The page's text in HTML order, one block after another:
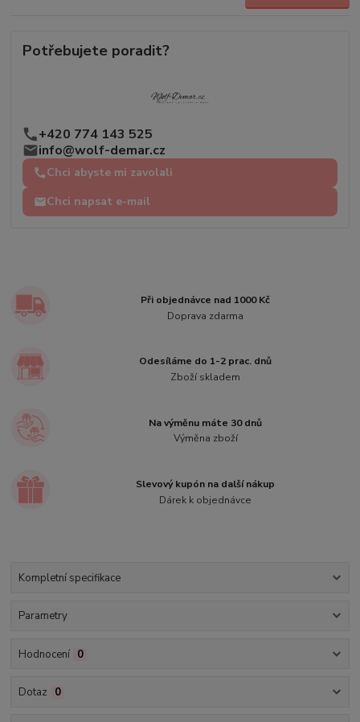
Potřebujete poradit?
+420 774 143 525
info@wolf-demar.cz
Chci abyste mi zavolali
Chci napsat e-mail
Při objednávce nad 1000 Kč
Doprava zdarma
Odesíláme do 1-2 prac. dnů
Zboží skladem
Na výměnu máte 30 dnů
Výměna zboží
Slevový kupón na další nákup
Dárek k objednávce
Kompletní specifikace
Parametry
Hodnocení 0
Dotaz 0